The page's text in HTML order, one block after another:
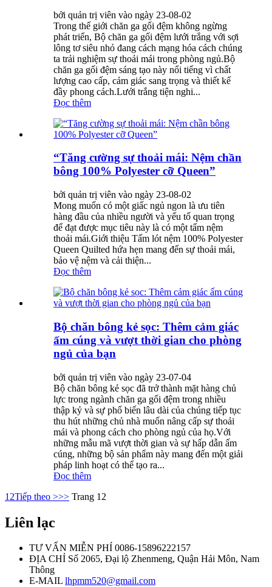
bởi quản trị viên vào ngày 23-08-02
Trong thế giới chăn ga gối đệm không ngừng
phát triển, Bộ chăn ga gối đệm lưới trắng với sợi
lông tơ siêu nhỏ đang cách mạng hóa cách chúng
ta trải nghiệm sự thoải mái trong phòng ngủ.Bộ
chăn ga gối đệm sáng tạo này nổi tiếng vì chất
lượng cao cấp, cảm giác sang trọng và thiết kế
đầy phong cách.Lưới trắng tiện nghi...
Đọc thêm
“Tăng cường sự thoải mái: Nệm chần
bông 100% Polyester cỡ Queen”
bởi quản trị viên vào ngày 23-08-02
Mong muốn có một giấc ngủ ngon là ưu tiên
hàng đầu của nhiều người và yếu tố quan trọng
để đạt được mục tiêu này là có một tấm nệm
thoải mái.Giới thiệu Tấm lót nệm 100% Polyester
Queen Quilted hứa hẹn mang đến sự thoải mái,
bảo vệ nệm và cải thiện...
Đọc thêm
Bộ chăn bông kẻ sọc: Thêm cảm giác
ấm cúng và vượt thời gian cho phòng
ngủ của bạn
bởi quản trị viên vào ngày 23-07-04
Bộ chăn bông kẻ sọc đã trở thành mặt hàng chủ
lực trong ngành chăn ga gối đệm trong nhiều
thập kỷ và sự phổ biến lâu dài của chúng tiếp tục
thu hút những chủ nhà muốn nâng cấp sự thoải
mái và phong cách cho phòng ngủ của họ.Với
những mẫu mã vượt thời gian và sự hấp dẫn ấm
cúng, những bộ sản phẩm này mang đến một giải
pháp linh hoạt có thể tạo ra...
Đọc thêm
1 2Tiếp theo >>> Trang 12
Liên lạc
TƯ VẤN MIỄN PHÍ 0086-15896222157
ĐỊA CHỈ Số 2065, Đại lộ Zhenmeng, Quận Hải Môn, Nam
Thông
E-MAIL lhpmm520@gmail.com